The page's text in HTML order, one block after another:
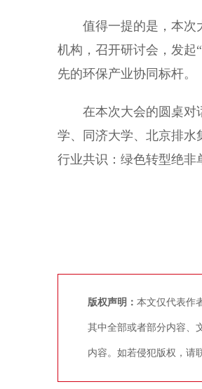
值得一提的是，本次大
机构，召开研讨会，发起
先的环保产业协同标杆。
在本次大会的圆桌对话
学、同济大学、北京排水
行业共识：绿色转型绝非
版权声明： 本文仅代表作
其中全部或者部分内容、
内容。如若侵犯版权，请